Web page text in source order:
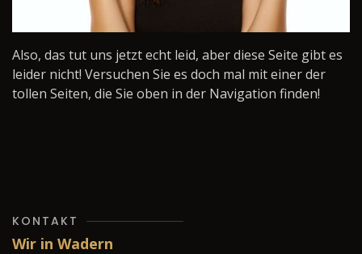
Also, das tut uns jetzt echt leid, aber diese Seite gibt es
leider nicht! Versuchen Sie es doch mal mit einer der
tollen Seiten, die Sie oben in der Navigation finden!
KONTAKT
Wir in Wadern